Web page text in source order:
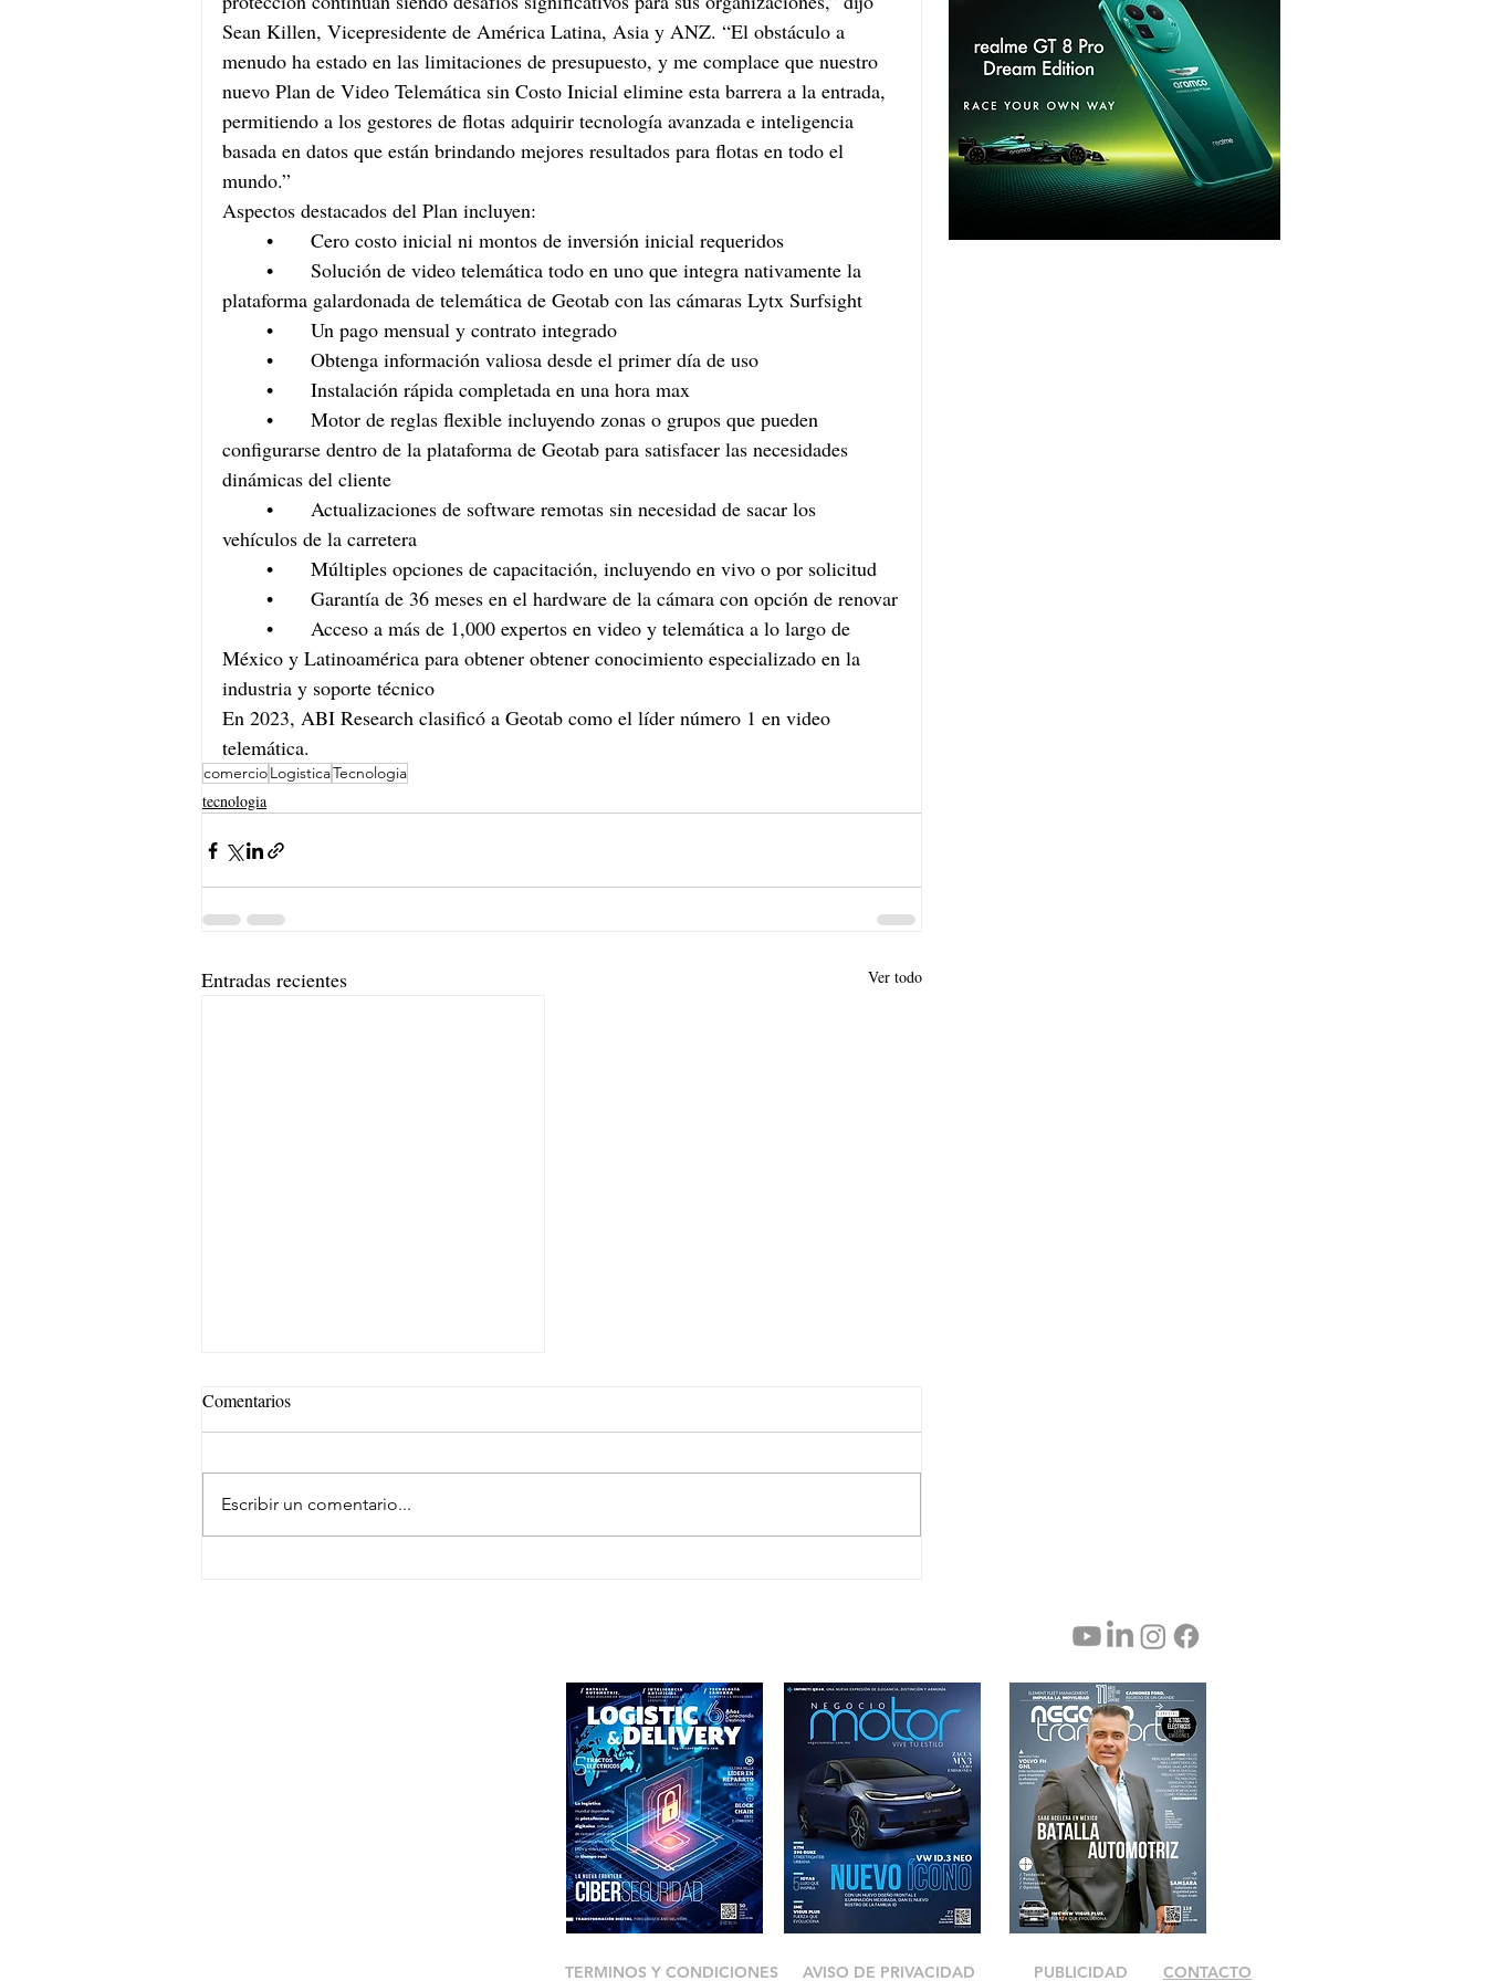
Sean Killen, Vicepresidente de América Latina, Asia y ANZ. “El obstáculo a
menudo ha estado en las limitaciones de presupuesto, y me complace que nuestro
nuevo Plan de Video Telemática sin Costo Inicial elimine esta barrera a la entrada,
permitiendo a los gestores de flotas adquirir tecnología avanzada e inteligencia
basada en datos que están brindando mejores resultados para flotas en todo el
mundo.”
Aspectos destacados del Plan incluyen:
	•	Cero costo inicial ni montos de inversión inicial requeridos
plataforma galardonada de telemática de Geotab con las cámaras Lytx Surfsight
	•	Un pago mensual y contrato integrado
	•	Obtenga información valiosa desde el primer día de uso
	•	Instalación rápida completada en una hora max
configurarse dentro de la plataforma de Geotab para satisfacer las necesidades
dinámicas del cliente
vehículos de la carretera
	•	Múltiples opciones de capacitación, incluyendo en vivo o por solicitud
	•	Garantía de 36 meses en el hardware de la cámara con opción de renovar
México y Latinoamérica para obtener obtener conocimiento especializado en la
industria y soporte técnico
En 2023, ABI Research clasificó a Geotab como el líder número 1 en video
telemática.
comercioLogisticaTecnologia
tecnologia
Entradas recientes Ver todo
Comentarios
Escribir un comentario...
TERMINOS Y CONDICIONES AVISO DE PRIVACIDAD PUBLICIDAD CONTACTO